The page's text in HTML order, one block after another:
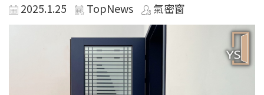
2025.1.25 TopNews 氣密窗